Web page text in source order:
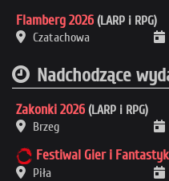
Flamberg 2026 (LARP i RPG)
Czatachowa
Nadchodzące
Zakonki 2026 (LARP i RPG)
Brzeg
Festiwal Gier i
Piła